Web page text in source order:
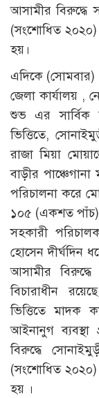
আসামীর বিরুদ্ধে
(সংশোধিত ২০২০)
হয়।
এদিকে (সোমবার)
জেলা কার্যালয় ,
শুভ এর সার্বিক
ভিত্তিতে,
রাজা মিয়া
বাড়ীর
পরিচালনা করে
১০৫ (একশত পাঁচ)
সহকারী
হোসেন দীর্ঘদিন
আসামীর
বিচারাধীন
ভিত্তিতে মাদক
আইনানুগ ব্যবস্থা
বিরুদ্ধে
(সংশোধিত ২০২০)
হয় ।